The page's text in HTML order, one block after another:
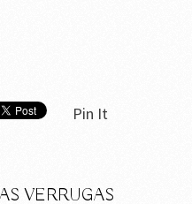
Pin It
VERRUGAS